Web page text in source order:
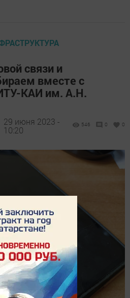
связи и
вместе с
КАИ им. А.Н.
29 июня 2023 -
10:20
546 0 0